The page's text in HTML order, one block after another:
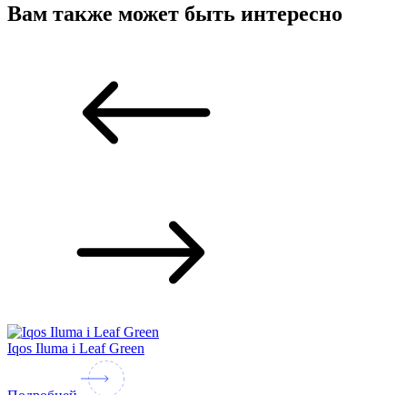
Вам также может быть интересно
Iqos Iluma i Leaf Green